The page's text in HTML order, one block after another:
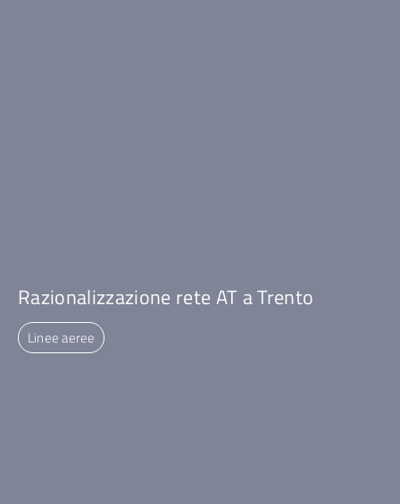
Razionalizzazione rete AT a Trento
Linee aeree